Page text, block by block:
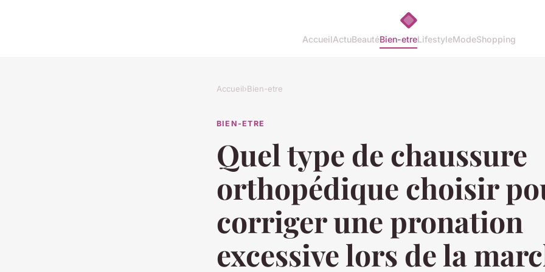
AccueilActuBeautéBien-etreLifestyleModeShopping
Accueil›Bien-etre
BIEN-ETRE
Quel type de chaussure
orthopédique choisir
corriger une pronation
excessive lors de la